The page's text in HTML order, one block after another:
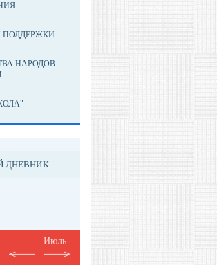
НАРОДОВ
ДНЕВНИК
Июль